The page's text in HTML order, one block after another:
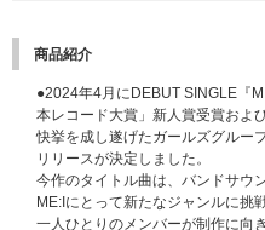
商品紹介
●2024年4月にDEBUT SINGLE『
本レコード大賞」新人賞受賞およ
快挙を成し遂げたガールズグルー
リリースが決定しました。
今作のタイトル曲は、バンドサウ
ME:Iにとって新たなジャンルに挑
一人ひとりのメンバーが制作に向